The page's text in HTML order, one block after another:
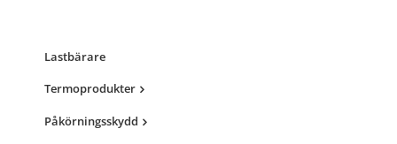
väljas
produktsidan
Lastbärare
Termoprodukter
Påkörningsskydd